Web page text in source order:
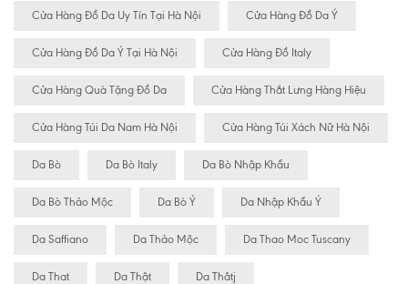
Cửa Hàng Đồ Da Uy Tín Tại Hà Nội Cửa Hàng Đồ Da Ý
Cửa Hàng Đồ Da Ý Tại Hà Nội Cửa Hàng Đồ Italy
Cửa Hàng Quà Tặng Đồ Da Cửa Hàng Thắt Lưng Hàng Hiệu
Cửa Hàng Túi Da Nam Hà Nội Cửa Hàng Túi Xách Nữ Hà Nội
Da Bò Da Bò Italy Da Bò Nhập Khẩu
Da Bò Thảo Mộc Da Bò Ý Da Nhập Khẩu Ý
Da Saffiano Da Thảo Mộc Da Thao Moc Tuscany
Da That Da Thật Da Thâtj